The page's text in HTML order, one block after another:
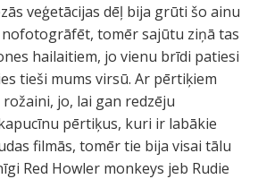
veģetācijas dēļ bija grūti šo ainu
tomēr sajūtu ziņā tas
hailaitiem, jo vienu brīdi patiesi
tieši mums virsū. Ar pērtiķiem
jo, lai gan redzēju
pērtiķus, kuri ir labākie
filmās, tomēr tie bija visai tālu
Red Howler monkeys jeb Rudie